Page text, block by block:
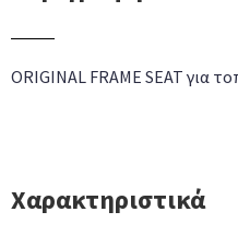
ORIGINAL FRAME SEAT για
Χαρακτηριστικά